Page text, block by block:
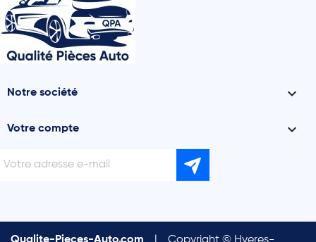
Notre société 
Votre compte 